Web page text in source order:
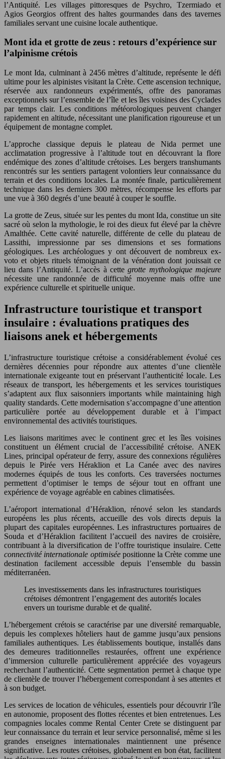
l’Antiquité. Les villages pittoresques de Psychro, Tzermiado et
Agios Georgios offrent des haltes gourmandes dans des tavernes
familiales servant une cuisine locale authentique.
Mont ida et grotte de zeus : retours d’expérience sur
l’alpinisme crétois
Le mont Ida, culminant à 2456 mètres d’altitude, représente le défi
ultime pour les alpinistes visitant la Crète. Cette ascension technique,
réservée aux randonneurs expérimentés, offre des panoramas
exceptionnels sur l’ensemble de l’île et les îles voisines des Cyclades
par temps clair. Les conditions météorologiques peuvent changer
rapidement en altitude, nécessitant une planification rigoureuse et un
équipement de montagne complet.
L’approche classique depuis le plateau de Nida permet une
acclimatation progressive à l’altitude tout en découvrant la flore
endémique des zones d’altitude crétoises. Les bergers transhumants
rencontrés sur les sentiers partagent volontiers leur connaissance du
terrain et des conditions locales. La montée finale, particulièrement
technique dans les derniers 300 mètres, récompense les efforts par
une vue à 360 degrés d’une beauté à couper le souffle.
La grotte de Zeus, située sur les pentes du mont Ida, constitue un site
sacré où selon la mythologie, le roi des dieux fut élevé par la chèvre
Amalthée. Cette cavité naturelle, différente de celle du plateau de
Lassithi, impressionne par ses dimensions et ses formations
géologiques. Les archéologues y ont découvert de nombreux ex-
voto et objets rituels témoignant de la vénération dont jouissait ce
lieu dans l’Antiquité. L’accès à cettegrotte mythologique majeure
nécessite une randonnée de difficulté moyenne mais offre une
expérience culturelle et spirituelle unique.
Infrastructure touristique et transport
insulaire : évaluations pratiques des
liaisons anek et hébergements
L’infrastructure touristique crétoise a considérablement évolué ces
dernières décennies pour répondre aux attentes d’une clientèle
internationale exigeante tout en préservant l’authenticité locale. Les
réseaux de transport, les hébergements et les services touristiques
s’adaptent aux flux saisonniers importants while maintaining high
quality standards. Cette modernisation s’accompagne d’une attention
particulière portée au développement durable et à l’impact
environnemental des activités touristiques.
Les liaisons maritimes avec le continent grec et les îles voisines
constituent un élément crucial de l’accessibilité crétoise. ANEK
Lines, principal opérateur de ferry, assure des connexions régulières
depuis le Pirée vers Héraklion et La Canée avec des navires
modernes équipés de tous les conforts. Ces traversées nocturnes
permettent d’optimiser le temps de séjour tout en offrant une
expérience de voyage agréable en cabines climatisées.
L’aéroport international d’Héraklion, rénové selon les standards
européens les plus récents, accueille des vols directs depuis la
plupart des capitales européennes. Les infrastructures portuaires de
Souda et d’Héraklion facilitent l’accueil des navires de croisière,
contribuant à la diversification de l’offre touristique insulaire. Cette
connectivité internationale optimiséepositionne la Crète comme une
destination facilement accessible depuis l’ensemble du bassin
méditerranéen.
Les investissements dans les infrastructures touristiques
crétoises démontrent l’engagement des autorités locales
envers un tourisme durable et de qualité.
L’hébergement crétois se caractérise par une diversité remarquable,
depuis les complexes hôteliers haut de gamme jusqu’aux pensions
familiales authentiques. Les établissements boutique, installés dans
des demeures traditionnelles restaurées, offrent une expérience
d’immersion culturelle particulièrement appréciée des voyageurs
recherchant l’authenticité. Cette segmentation permet à chaque type
de clientèle de trouver l’hébergement correspondant à ses attentes et
à son budget.
Les services de location de véhicules, essentiels pour découvrir l’île
en autonomie, proposent des flottes récentes et bien entretenues. Les
compagnies locales comme Rental Center Crete se distinguent par
leur connaissance du terrain et leur service personnalisé, même si les
grandes enseignes internationales maintiennent une présence
significative. Les routes crétoises, globalement en bon état, facilitent